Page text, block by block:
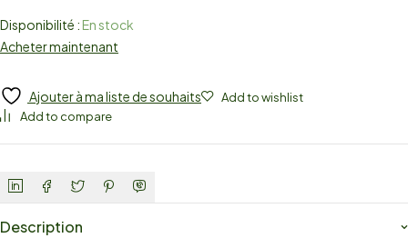
Disponibilité :En stock
Acheter maintenant
Ajouter à ma liste de souhaits
Add to wishlist
Add to compare
Description